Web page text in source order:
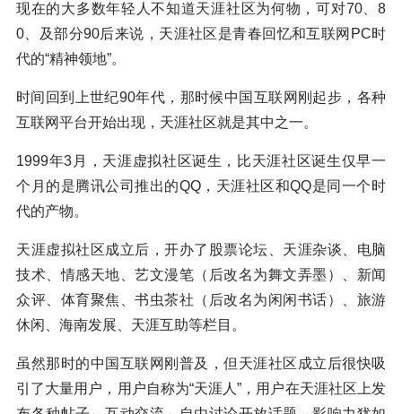
现在的大多数年轻人不知道天涯社区为何物，可对70、8
0、及部分90后来说，天涯社区是青春回忆和互联网PC时
代的“精神领地”。
时间回到上世纪90年代，那时候中国互联网刚起步，各种
互联网平台开始出现，天涯社区就是其中之一。
1999年3月，天涯虚拟社区诞生，比天涯社区诞生仅早一
个月的是腾讯公司推出的QQ，天涯社区和QQ是同一个时
代的产物。
天涯虚拟社区成立后，开办了股票论坛、天涯杂谈、电脑
技术、情感天地、艺文漫笔（后改名为舞文弄墨）、新闻
众评、体育聚焦、书虫茶社（后改名为闲闲书话）、旅游
休闲、海南发展、天涯互助等栏目。
虽然那时的中国互联网刚普及，但天涯社区成立后很快吸
引了大量用户，用户自称为“天涯人”，用户在天涯社区上发